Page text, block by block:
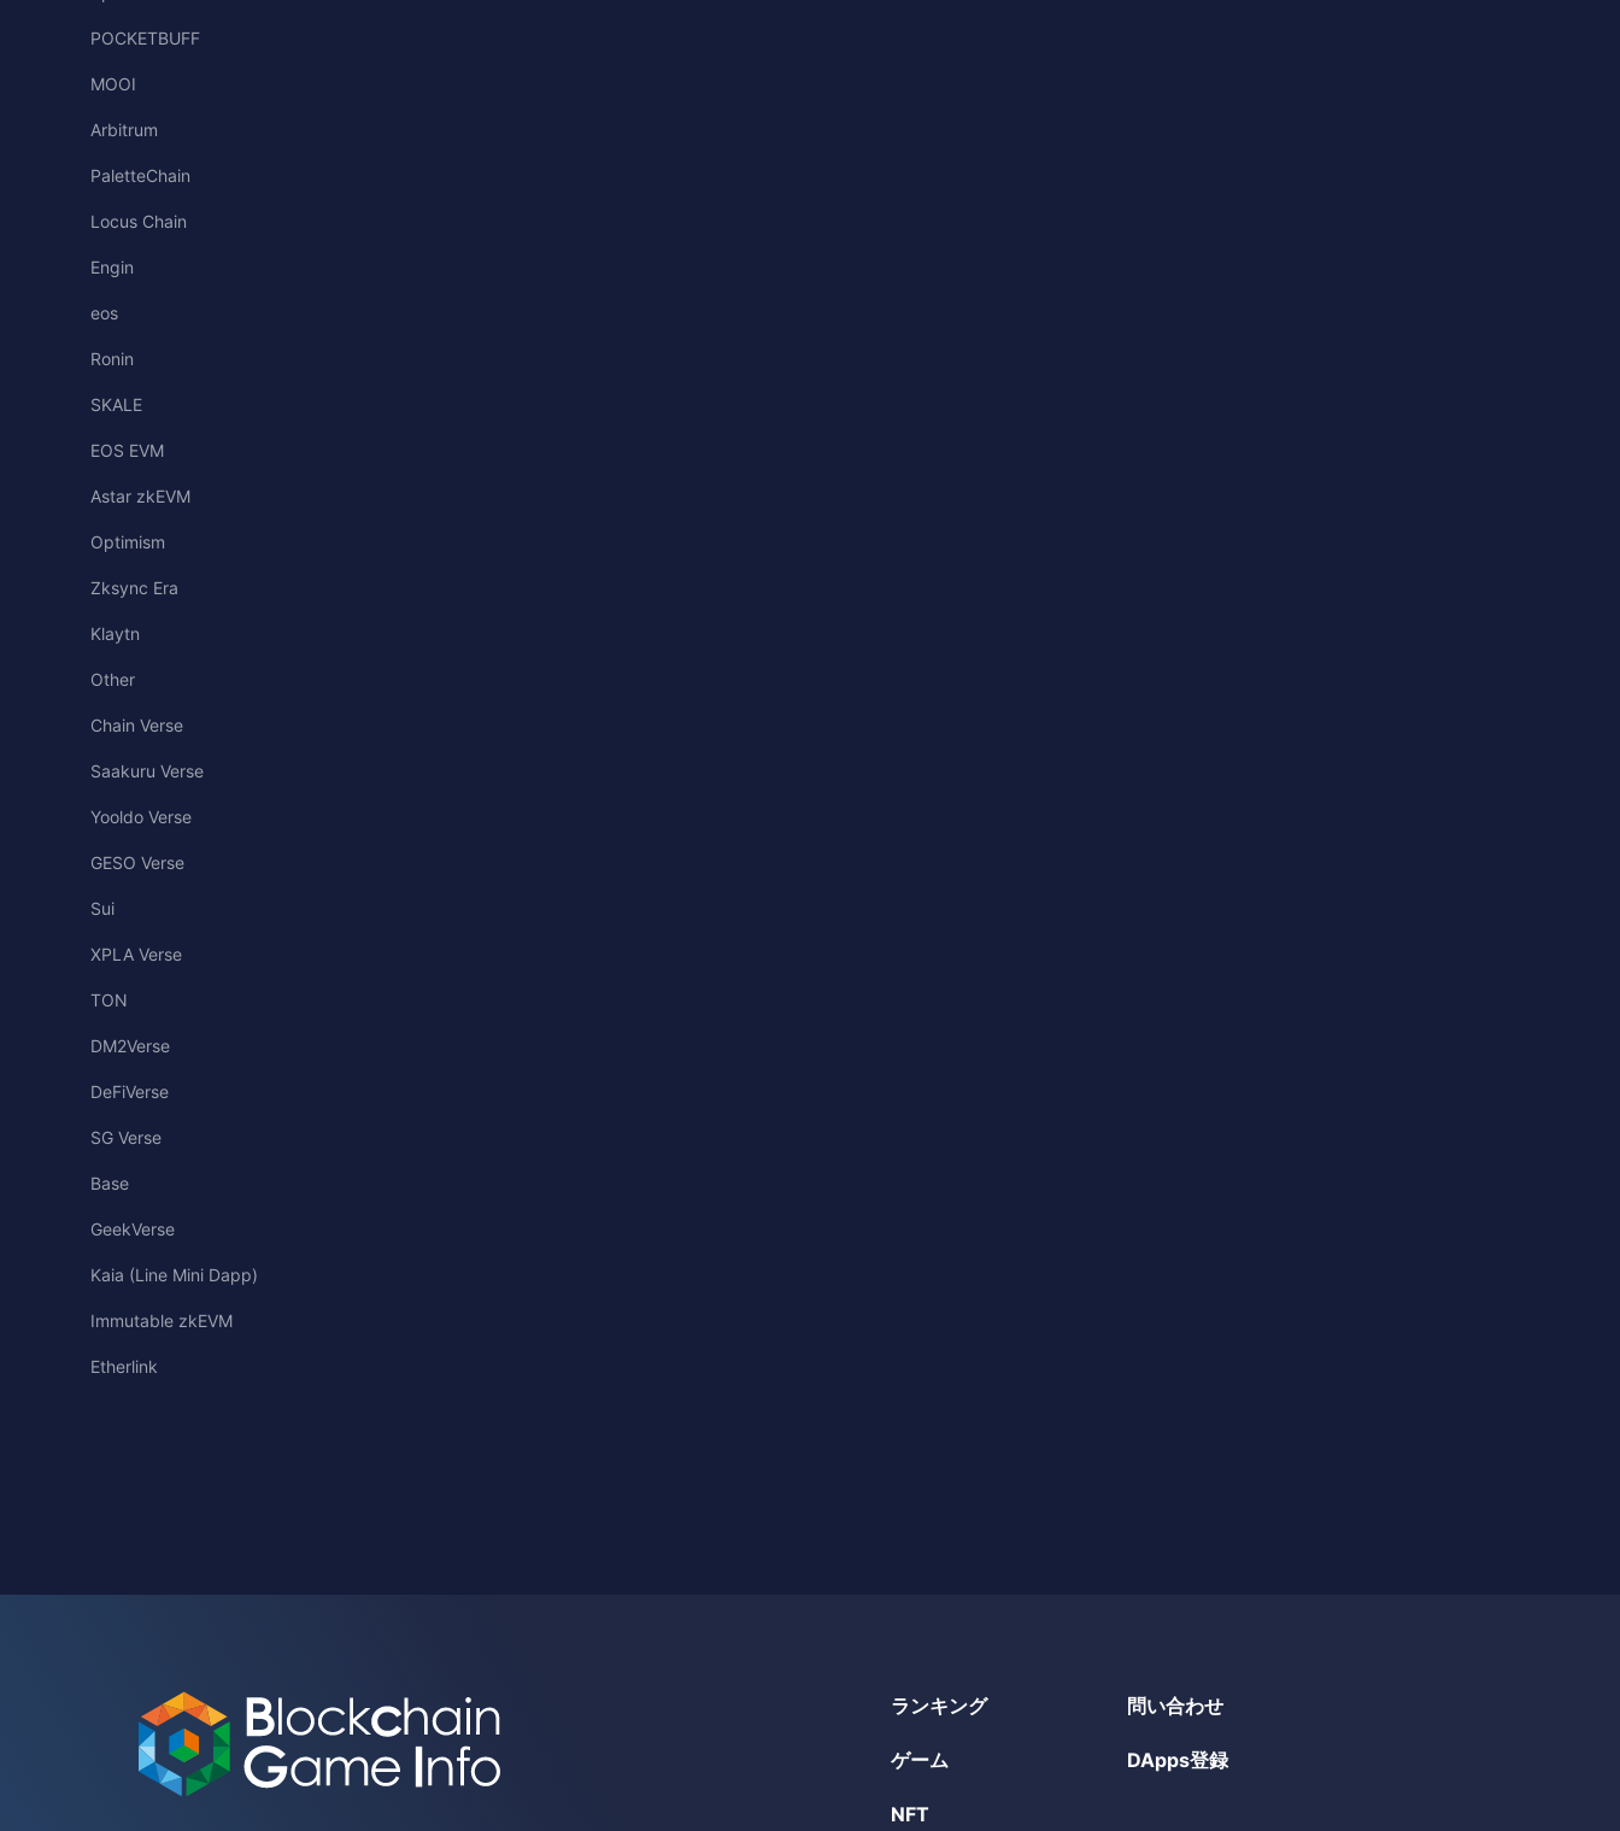
POCKETBUFF
MOOI
Arbitrum
PaletteChain
Locus Chain
Engin
eos
Ronin
SKALE
EOS EVM
Astar zkEVM
Optimism
Zksync Era
Klaytn
Other
Chain Verse
Saakuru Verse
Yooldo Verse
GESO Verse
Sui
XPLA Verse
TON
DM2Verse
DeFiVerse
SG Verse
Base
GeekVerse
Kaia (Line Mini Dapp)
Immutable zkEVM
Etherlink
ランキング
ゲーム
NFT
問い合わせ
DApps登録